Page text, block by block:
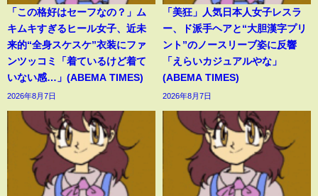
「この格好はセーフなの？」ム
キムキすぎるヒール女子、近未
来的“全身スケスケ”衣装にファ
ンツッコミ「着ているけど着て
いない感…」(ABEMA TIMES)
2026年8月7日
「美狂」人気日本人女子レスラ
ー、ド派手ヘアと“大胆漢字プリ
ント”のノースリーブ姿に反響
「えらいカジュアルやな」
(ABEMA TIMES)
2026年8月7日